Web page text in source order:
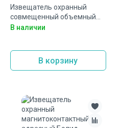
Извещатель охранный
совмещенный объемный
оптико-электронный и
ПИК-СТ
В наличии
В корзину